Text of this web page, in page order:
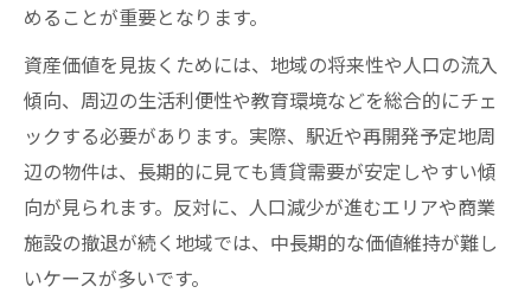
めることが重要となります。
資産価値を見抜くためには、地域の将来性や人口の流入
傾向、周辺の生活利便性や教育環境などを総合的にチェ
ックする必要があります。実際、駅近や再開発予定地周
辺の物件は、長期的に見ても賃貸需要が安定しやすい傾
向が見られます。反対に、人口減少が進むエリアや商業
施設の撤退が続く地域では、中長期的な価値維持が難し
いケースが多いです。